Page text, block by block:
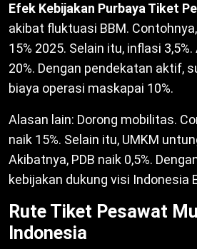
Efek Kebijakan Purbaya Tiket
akibat fluktuasi BBM.
15% 2025. Selain itu, inflasi
20%. Dengan pendekatan aktif,
biaya operasi maskapai 10%.
Alasan lain: Dorong mobilitas.
naik 15%. Selain itu, UMKM
Akibatnya, PDB naik 0,5%.
kebijakan dukung visi Indonesia
Rute Tiket Pesawat
Indonesia